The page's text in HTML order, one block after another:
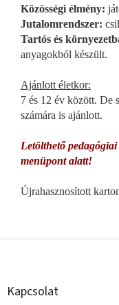
Közösségi élmény:
Jutalomrendszer:
Tartós és
anyagokból készült.
Ajánlott életkor:
7 és 12 év között. De
számára is ajánlott.
Letölthető
menüpont alatt!
Újrahasznosított
L
Kapcsolat